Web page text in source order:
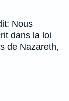
Nous
dans la loi
de Nazareth,